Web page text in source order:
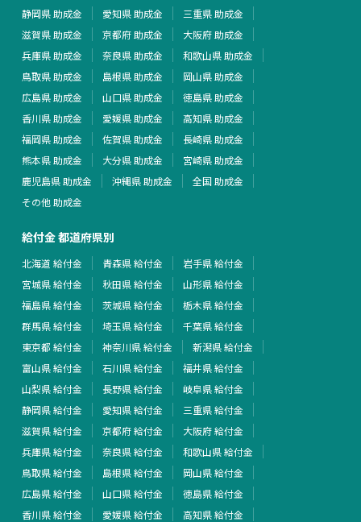
静岡県 助成金
愛知県 助成金
三重県 助成金
滋賀県 助成金
京都府 助成金
大阪府 助成金
兵庫県 助成金
奈良県 助成金
和歌山県 助成金
鳥取県 助成金
島根県 助成金
岡山県 助成金
広島県 助成金
山口県 助成金
徳島県 助成金
香川県 助成金
愛媛県 助成金
高知県 助成金
福岡県 助成金
佐賀県 助成金
長崎県 助成金
熊本県 助成金
大分県 助成金
宮崎県 助成金
鹿児島県 助成金
沖縄県 助成金
全国 助成金
その他 助成金
給付金 都道府県別
北海道 給付金 青森県 給付金
岩手県 給付金
宮城県 給付金
秋田県 給付金
山形県 給付金
福島県 給付金
茨城県 給付金
栃木県 給付金
群馬県 給付金
埼玉県 給付金
千葉県 給付金
東京都 給付金
神奈川県 給付金
新潟県 給付金
富山県 給付金
石川県 給付金
福井県 給付金
山梨県 給付金
長野県 給付金
岐阜県 給付金
静岡県 給付金
愛知県 給付金
三重県 給付金
滋賀県 給付金
京都府 給付金
大阪府 給付金
兵庫県 給付金
奈良県 給付金
和歌山県 給付金
鳥取県 給付金
島根県 給付金
岡山県 給付金
広島県 給付金
山口県 給付金
徳島県 給付金
香川県 給付金
愛媛県 給付金
高知県 給付金